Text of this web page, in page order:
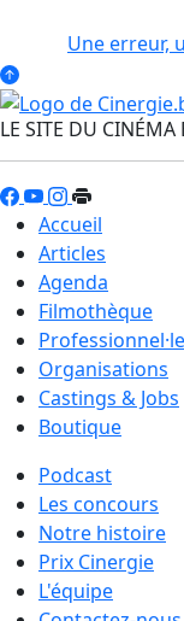
Une erreur,
LE SITE DU CINÉMA
Accueil
Articles
Agenda
Filmothèque
Organisations
Castings & Jobs
Boutique
Podcast
Les concours
Notre histoire
Prix Cinergie
L'équipe